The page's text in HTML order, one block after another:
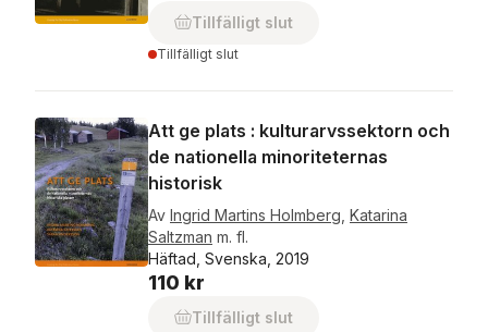
Tillfälligt slut
Tillfälligt slut
Att ge plats : kulturarvssektorn och
de nationella minoriteternas
historisk
Av Ingrid Martins Holmberg Katarina
Saltzman m. fl.
Häftad, Svenska, 2019
110 kr
Tillfälligt slut